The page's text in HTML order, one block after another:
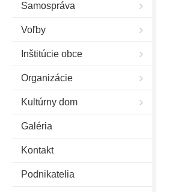
Samospráva
Voľby
Inštitúcie obce
Organizácie
Kultúrny dom
Galéria
Kontakt
Podnikatelia